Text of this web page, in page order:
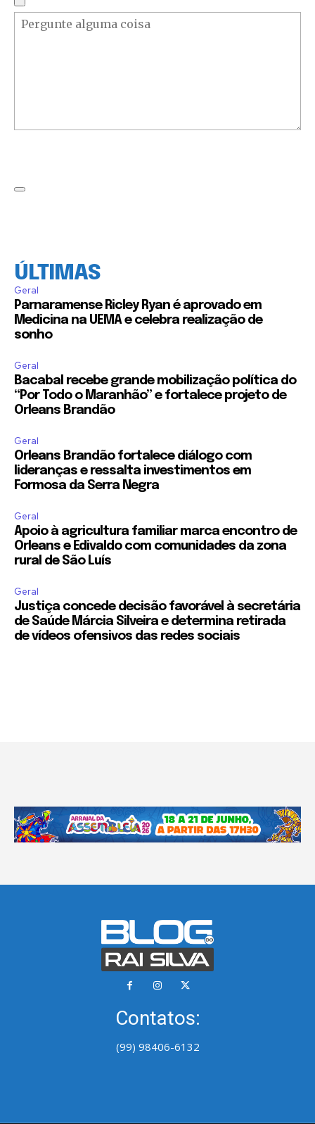
ÚLTIMAS
Geral
Parnaramense Ricley Ryan é aprovado em
Medicina na UEMA e celebra realização de
sonho
Geral
Bacabal recebe grande mobilização política do
“Por Todo o Maranhão” e fortalece projeto de
Orleans Brandão
Geral
Orleans Brandão fortalece diálogo com
lideranças e ressalta investimentos em
Formosa da Serra Negra
Geral
Apoio à agricultura familiar marca encontro de
Orleans e Edivaldo com comunidades da zona
rural de São Luís
Geral
Justiça concede decisão favorável à secretária
de Saúde Márcia Silveira e determina retirada
de vídeos ofensivos das redes sociais
Contatos:
(99) 98406-6132